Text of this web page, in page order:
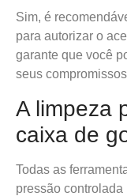
Sim, é
para autorizar o
garante que você
seus
A limpeza
caixa de
Todas as
pressão